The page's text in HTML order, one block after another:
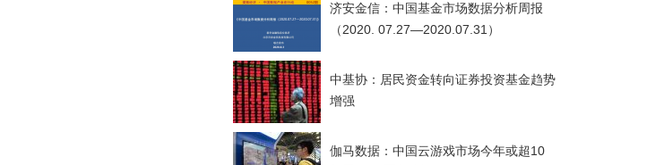
济安金信：中国基金市场数据分析周报
（2020. 07.27—2020.07.31）
中基协：居民资金转向证券投资基金趋势
增强
伽马数据：中国云游戏市场今年或超10